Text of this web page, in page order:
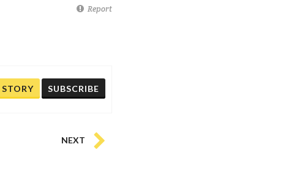
Report
SUBSCRIBE
NEXT